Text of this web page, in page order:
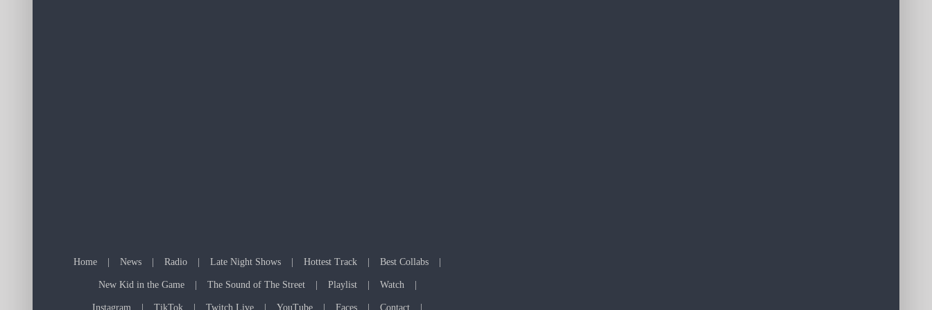
Home News Radio Late Night Shows Hottest Track Best Collabs
New Kid in the Game The Sound of The Street Playlist Watch
Instagram TikTok Twitch Live YouTube Faces Contact